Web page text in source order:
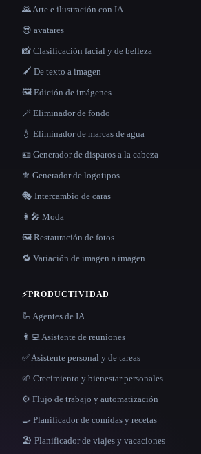
🌄 Arte e ilustración con IA
😎 avatares
📸 Clasificación facial y de belleza
🖌️ De texto a imagen
🖼️ Edición de imágenes
🪄 Eliminador de fondo
💧 Eliminador de marcas de agua
🪪 Generador de disparos a la cabeza
⚜️ Generador de logotipos
🎭 Intercambio de caras
👩‍🎤 Moda
🖼️ Restauración de fotos
🔁 Variación de imagen a imagen
⚡PRODUCTIVIDAD
🦾 Agentes de IA
👨‍💻 Asistente de reuniones
✅ Asistente personal y de tareas
🌱 Crecimiento y bienestar personales
⚙️ Flujo de trabajo y automatización
🍳 Planificador de comidas y recetas
🏖 Planificador de viajes y vacaciones